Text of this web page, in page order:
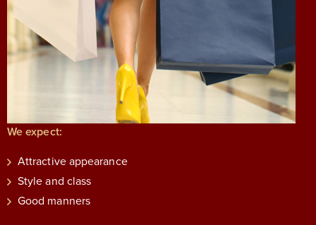
We expect:
Attractive appearance
Style and class
Good manners